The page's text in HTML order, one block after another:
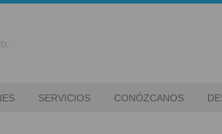
SERVICIOS CONÓZCANOS